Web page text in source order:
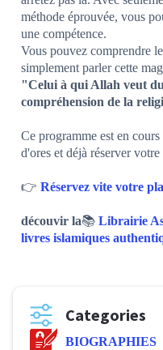
méthode éprouvée, vous
une compétence.
Vous pouvez comprendre
simplement parler cette
"Celui à qui Allah veut
compréhension de la
Ce programme est en
d'ores et déjà réserver votre
👉 Réservez vite votre
découvir la📚 Librairie
livres islamiques
Categories
BIOGRAPHIES